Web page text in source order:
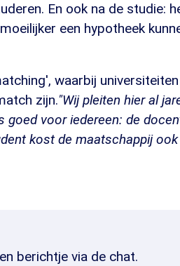
En ook na de studie:
een hypotheek
waarbij universiteiten
zijn."Wij pleiten hier al
goed voor iedereen: de
kost de maatschappij ook
berichtje via de chat.